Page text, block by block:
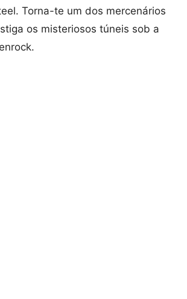
Torna-te um dos mercenários
os misteriosos túneis sob a